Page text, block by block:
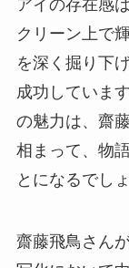
アイの存在感
クリーン上で
を深く掘り下
成功していま
の魅力は、齋
相まって、物
とになるでしょ
齋藤飛鳥さん